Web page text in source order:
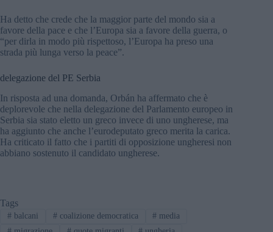
Ha detto che crede che la maggior parte del mondo sia a
favore della pace e che l’Europa sia a favore della guerra, o
“per dirla in modo più rispettoso, l’Europa ha preso una
strada più lunga verso la peace”.
delegazione del PE Serbia
In risposta ad una domanda, Orbán ha affermato che è
deplorevole che nella delegazione del Parlamento europeo in
Serbia sia stato eletto un greco invece di uno ungherese, ma
ha aggiunto che anche l’eurodeputato greco merita la carica.
Ha criticato il fatto che i partiti di opposizione ungheresi non
abbiano sostenuto il candidato ungherese.
Tags
#balcani #coalizione democratica # media